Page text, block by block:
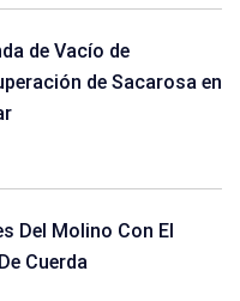
de Vacío de
de Sacarosa en
Del Molino Con El
Cuerda